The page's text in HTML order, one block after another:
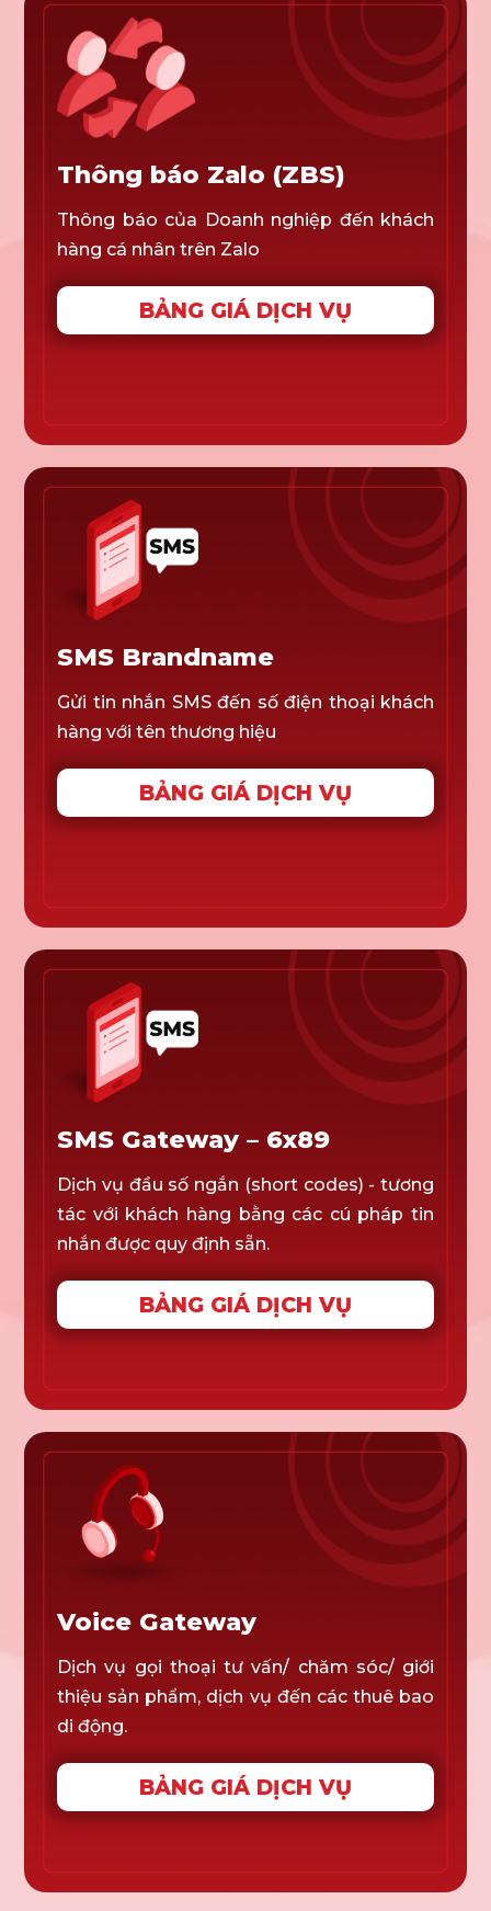
Thông báo Zalo (ZBS)
Thông báo của Doanh nghiệp đến khách
hàng cá nhân trên Zalo
BẢNG GIÁ DỊCH VỤ
SMS Brandname
Gửi tin nhắn SMS đến số điện thoại khách
hàng với tên thương hiệu
BẢNG GIÁ DỊCH VỤ
SMS Gateway – 6x89
Dịch vụ đầu số ngắn (short codes) - tương
tác với khách hàng bằng các cú pháp tin
nhắn được quy định sẵn.
BẢNG GIÁ DỊCH VỤ
Voice Gateway
Dịch vụ gọi thoại tư vấn/ chăm sóc/ giới
thiệu sản phẩm, dịch vụ đến các thuê bao
di động.
BẢNG GIÁ DỊCH VỤ